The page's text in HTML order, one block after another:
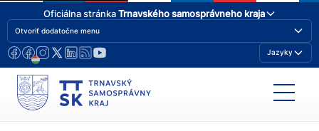
Oficiálna stránkaTrnavského samosprávneho kraja
Otvoriť dodatočne menu
Jazyky